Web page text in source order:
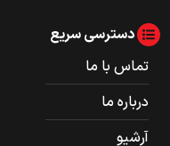
دسترسی سریع
تماس با ما
درباره ما
آرشیو